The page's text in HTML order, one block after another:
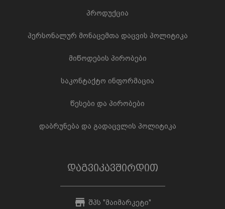
პროდუქცია
პერსონალურ მონაცემთა დაცვის პოლიტიკა
მიწოდების პირობები
საკონტაქტო ინფორმაცია
წესები და პირობები
დაბრუნება და გადაცვლის პოლიტიკა
დაგვიკავშირდით
შპს "მაიმარკეტი"